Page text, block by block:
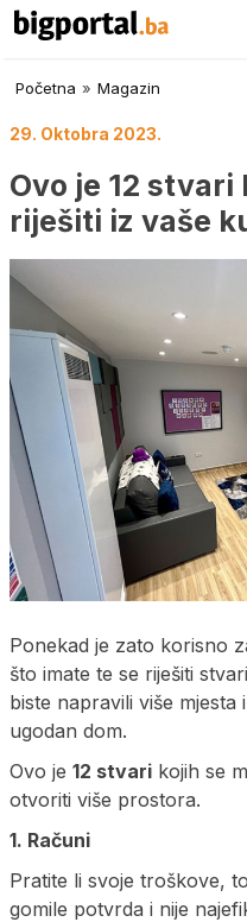
Početna » Magazin
29. Oktobra 2023.
Ovo je 12
riješiti iz vaše
Ponekad je zato korisno
što imate te se riješiti
biste napravili više
ugodan dom.
Ovo je 12 stvari kojih se
otvoriti više prostora.
1. Računi
Pratite li svoje troškove,
gomile potvrda i nije